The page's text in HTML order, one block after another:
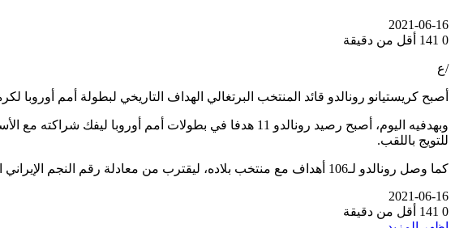
2021-06-16
0
أقل من دقيقة
/ع
أصبح كريستيانو رونالدو قائد المنتخب البرتغالي الهداف التاريخي لبطولة أمم أوروبا لكرة القدم بتسجيله
للتويج باللقب.
كما وصل رونالدو لـ106 أهداف مع منتخب بلاده، ليقترب من معادلة رقم النجم الإيراني المعتزل، علي دائي، كأكثر من سجل أهدافا دولية في تاريخ الساحرة المستديرة برصيد 109 أهداف.
2021-06-16
0
أقل من دقيقة